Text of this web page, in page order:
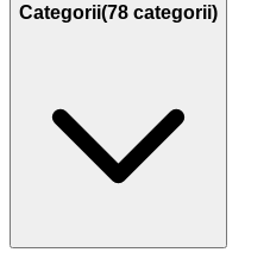
Categorii(78 categorii)